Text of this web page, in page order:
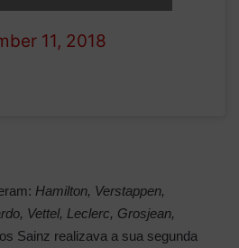
1 (@F1)
11, 2018
Hamilton, Verstappen,
Vettel, Leclerc, Grosjean,
Sainz realizava a sua segunda